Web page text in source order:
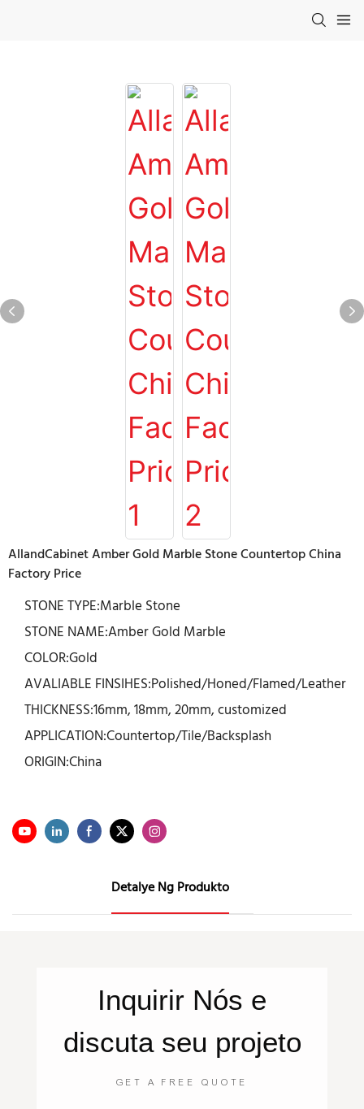
AllandCabinet Amber Gold Marble Stone Countertop China
Factory Price
STONE TYPE:Marble Stone
STONE NAME:Amber Gold Marble
COLOR:Gold
AVALIABLE FINSIHES:Polished/Honed/Flamed/Leather
THICKNESS:16mm, 18mm, 20mm, customized
APPLICATION:Countertop/Tile/Backsplash
ORIGIN:China
Detalye Ng Produkto
Inquirir Nós e
discuta seu projeto
GET A FREE QUOTE